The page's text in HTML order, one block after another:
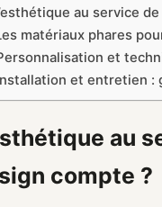
au service
matériaux phares
et
et entretien :
au
compte ?